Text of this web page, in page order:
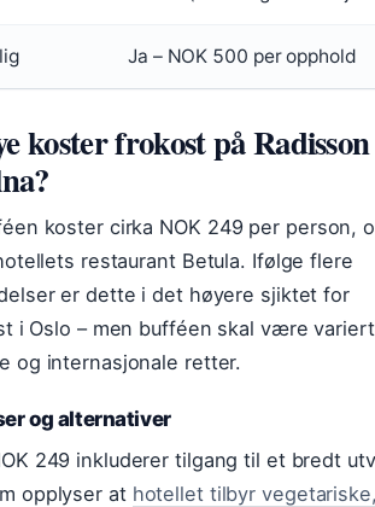
Ja – NOK 500 per opphold
koster frokost på
koster cirka NOK 249 per person,
restaurant Betula. Ifølge flere
er dette i det høyere sjiktet for
i Oslo – men bufféen skal være
og internasjonale retter.
og alternativer
249 inkluderer tilgang til et bredt
opplyser at hotellet tilbyr